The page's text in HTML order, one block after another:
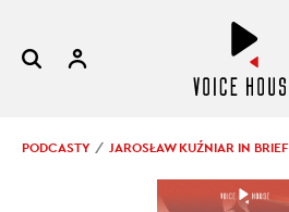
PODCASTY JAROSŁAW KUŹNIAR IN BRIEF